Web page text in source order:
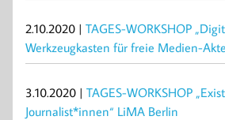
2.10.2020 | TAGES-WORKSHOP
Werkzeugkasten für freie Medien-
3.10.2020 | TAGES-WORKSHOP
Journalist*innen“ LiMA Berlin